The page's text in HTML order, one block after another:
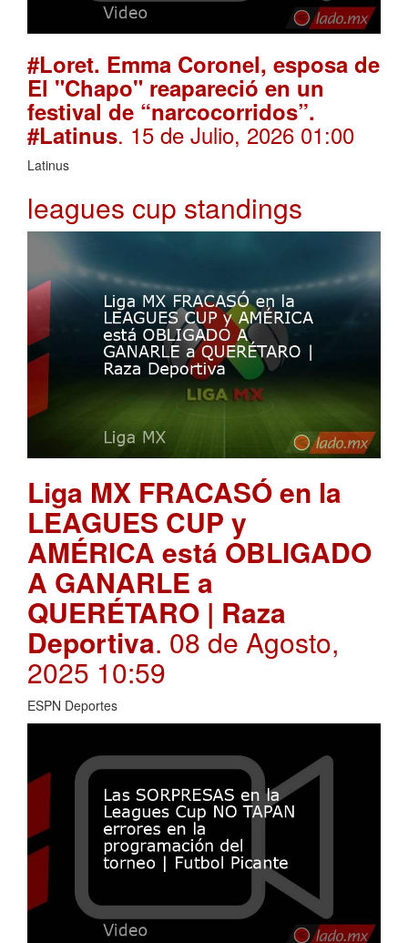
#Loret. Emma Coronel, esposa de
El "Chapo" reapareció en un
festival de “narcocorridos”.
#Latinus. 15 de Julio, 2026 01:00
Latinus
leagues cup standings
Liga MX FRACASÓ en la
LEAGUES CUP y
AMÉRICA está OBLIGADO
A GANARLE a
QUERÉTARO | Raza
Deportiva. 08 de Agosto,
2025 10:59
ESPN Deportes